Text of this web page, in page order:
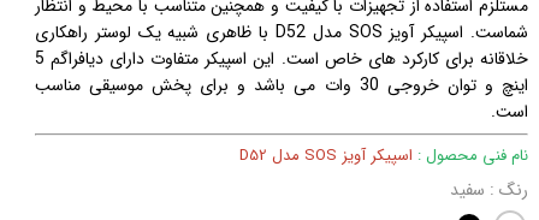
مستلزم استفاده از تجهیزات با کیفیت و همچنین متناسب با محیط و انتظار
شماست. اسپیکر آویز SOS مدل D52 با ظاهری شبیه یک لوستر راهکاری
خلاقانه برای کارکرد های خاص است. این اسپیکر متفاوت دارای دیافراگم 5
اینچ و توان خروجی 30 وات می باشد و برای پخش موسیقی مناسب
است.
نام فنی محصول : اسپیکر آویز SOS مدل D52
رنگ : سفید